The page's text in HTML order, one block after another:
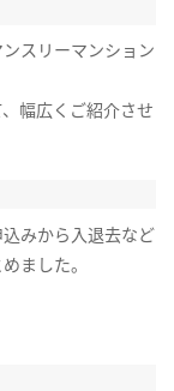
スリーマンション
幅広くご紹介させ
みから入退去など
ました。